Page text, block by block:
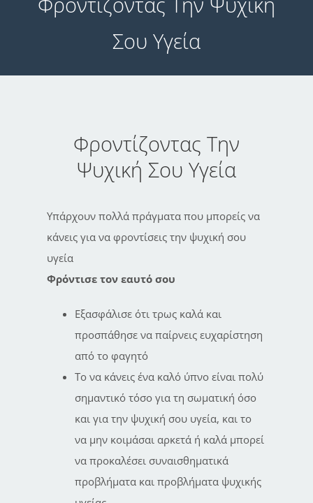
Σου Υγεία
Φροντίζοντας Την
Ψυχική Σου Υγεία
Υπάρχουν πολλά πράγματα που μπορείς να
κάνεις για να φροντίσεις την ψυχική σου
υγεία
Φρόντισε τον εαυτό σου
Εξασφάλισε ότι τρως καλά και
προσπάθησε να παίρνεις ευχαρίστηση
από το φαγητό
Το να κάνεις ένα καλό ύπνο είναι πολύ
σημαντικό τόσο για τη σωματική όσο
και για την ψυχική σου υγεία, και το
να μην κοιμάσαι αρκετά ή καλά μπορεί
να προκαλέσει συναισθηματικά
προβλήματα και προβλήματα ψυχικής